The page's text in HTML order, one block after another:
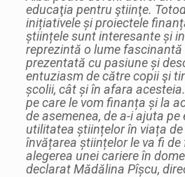
educaţia pentru ştiinţe.
inițiativele și proiectele
științele sunt interesante și
reprezintă o lume
prezentată cu pasiune și
entuziasm de către copii şi
școlii, cât și în afara
pe care le vom finanța și la
de asemenea, de a-i ajuta pe
utilitatea științelor în viața
învățarea științelor le va fi
alegerea unei cariere în
declarat Mădălina Pîșcu,